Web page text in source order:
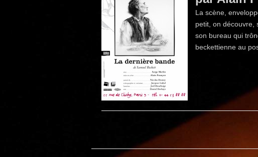
La scène,
petit, on découvre,
son bureau qui
beckettienne au